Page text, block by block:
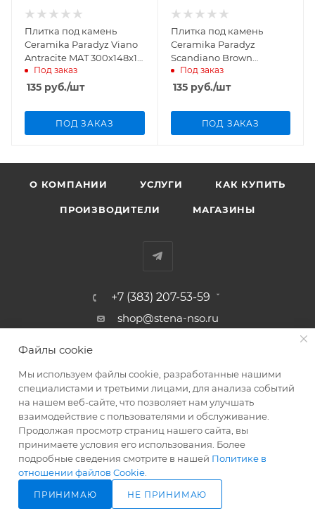
Плитка под камень
Ceramika Paradyz Viano
Antracite MAT 300х148х11
ммПод заказ
135 руб./шт
ПОД ЗАКАЗ
Плитка под камень
Ceramika Paradyz
Scandiano Brown
структурный 300х148х11
мм
Под заказ
135руб./шт
ПОД ЗАКАЗ
О КОМПАНИИ УСЛУГИ КАК КУПИТЬ
ПРОИЗВОДИТЕЛИ МАГАЗИНЫ
+7 (383) 207-53-59
shop@stena-nso.ru
г.Новосибирск ул.Восход, 26/1
ПОЛИТИКА КОНФИДЕНЦИАЛЬНОСТИ
2026 © Родные стены - товары для строительства и ремонта!
Файлы cookie
Мы используем файлы cookie, разработанные нашими
специалистами и третьими лицами, для анализа событий
на нашем веб-сайте, что позволяет нам улучшать
взаимодействие с пользователями и обслуживание.
Продолжая просмотр страниц нашего сайта, вы
принимаете условия его использования. Более
подробные сведения смотрите в нашей Политике в
отношении файлов Cookie
ПРИНИМАЮ НЕ ПРИНИМАЮ